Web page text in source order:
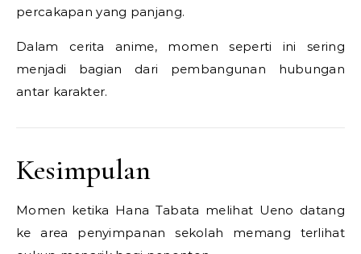
percakapan yang panjang.
Dalam cerita anime, momen seperti ini sering
menjadi bagian dari pembangunan hubungan
antar karakter.
Kesimpulan
Momen ketika Hana Tabata melihat Ueno datang
ke area penyimpanan sekolah memang terlihat